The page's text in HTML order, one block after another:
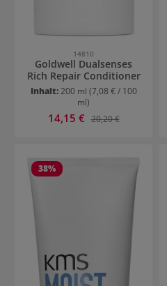
14810
Goldwell Dualsenses
Rich Repair Conditioner
Inhalt:200 ml (7,08 € / 100
ml)
Verkaufspreis:
14,15 € Regulärer Preis:
20,20 €
38%